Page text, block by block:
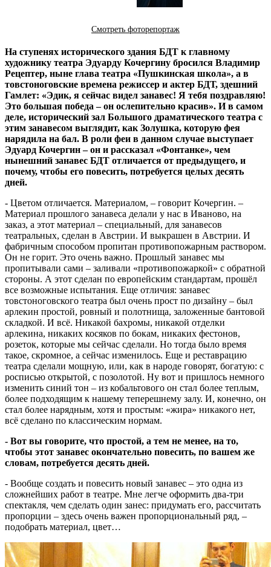
Смотреть фоторепортаж
На ступенях исторического здания БДТ к главному
художнику театра Эдуарду Кочергину бросился Владимир
Рецептер, ныне глава театра «Пушкинская школа», а в
товстоноговские времена режиссер и актер БДТ, здешний
Гамлет: «Эдик, я сейчас видел занавес! Я тебя поздравляю!
Это большая победа – он ослепительно красив». И в самом
деле, исторический зал Большого драматического театра с
этим занавесом выглядит, как Золушка, которую фея
нарядила на бал. В роли феи в данном случае выступает
Эдуард Кочергин – он и рассказал «Фонтанке», чем
нынешний занавес БДТ отличается от предыдущего, и
почему, чтобы его повесить, потребуется целых десять
дней.
- Цветом отличается. Материалом, – говорит Кочергин. –
Материал прошлого занавеса делали у нас в Иваново, на
заказ, а этот материал – специальный, для занавесов
театральных, сделан в Австрии. И выкрашен в Австрии. И
фабричным способом пропитан противопожарным раствором.
Он не горит. Это очень важно. Прошлый занавес мы
пропитывали сами – заливали «противопожаркой» с обратной
стороны. А этот сделан по европейским стандартам, прошёл
все возможные испытания. Еще отличия: занавес
товстоноговского театра был очень прост по дизайну – был
арлекин простой, ровный и полотнища, заложенные бантовой
складкой. И всё. Никакой бахромы, никакой отделки
арлекина, никаких косяков по бокам, никаких фестонов,
розеток, которые мы сейчас сделали. Но тогда было время
такое, скромное, а сейчас изменилось. Еще и реставрацию
театра сделали мощную, или, как в народе говорят, богатую: с
росписью открытой, с позолотой. Ну вот и пришлось немного
изменить синий тон – из кобальтового он стал более теплым,
более подходящим к нашему теперешнему залу. И, конечно, он
стал более нарядным, хотя и простым: «жира» никакого нет,
всё сделано по классическим нормам.
- Вот вы говорите, что простой, а тем не менее, на то,
чтобы этот занавес окончательно повесить, по вашем же
словам, потребуется десять дней.
- Вообще создать и повесить новый занавес – это одна из
сложнейших работ в театре. Мне легче оформить два-три
спектакля, чем сделать один занес: придумать его, рассчитать
пропорции – здесь очень важен пропорциональный ряд, –
подобрать материал, цвет…